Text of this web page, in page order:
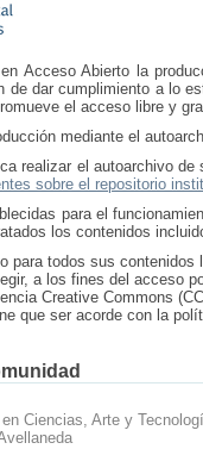
Acceso Abierto la
de dar cumplimiento a lo
el acceso libre y
mediante el
realizar el autoarchivo
sobre el repositorio
para el
los contenidos
para todos sus
a los fines del acceso
Creative Commons
que ser acorde con la
Ciencias, Arte y